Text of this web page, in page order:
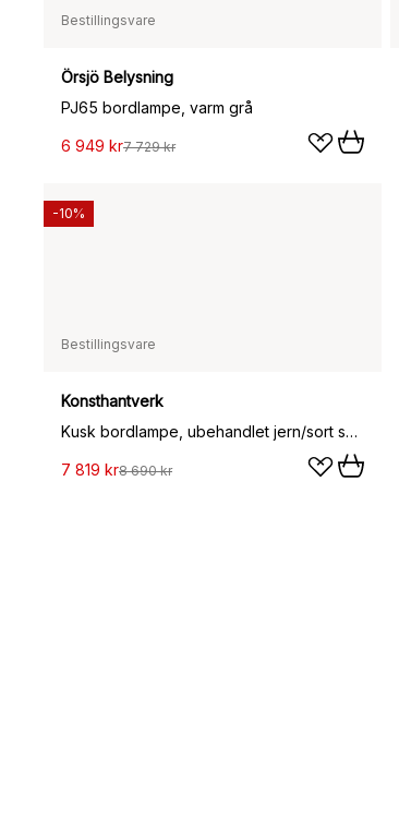
Bestillingsvare
Örsjö Belysning
PJ65 bordlampe, varm grå
6 949 kr7 729 kr
Bestillingsvare
Konsthantverk
Kusk bordlampe, ubehandlet jern/sort skinn
7 819 kr8 690 kr
-10%